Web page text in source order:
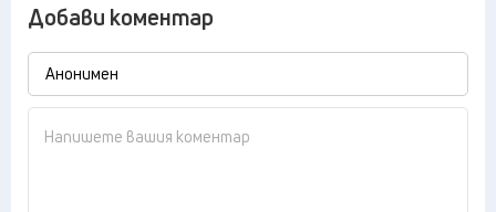
Добави коментар